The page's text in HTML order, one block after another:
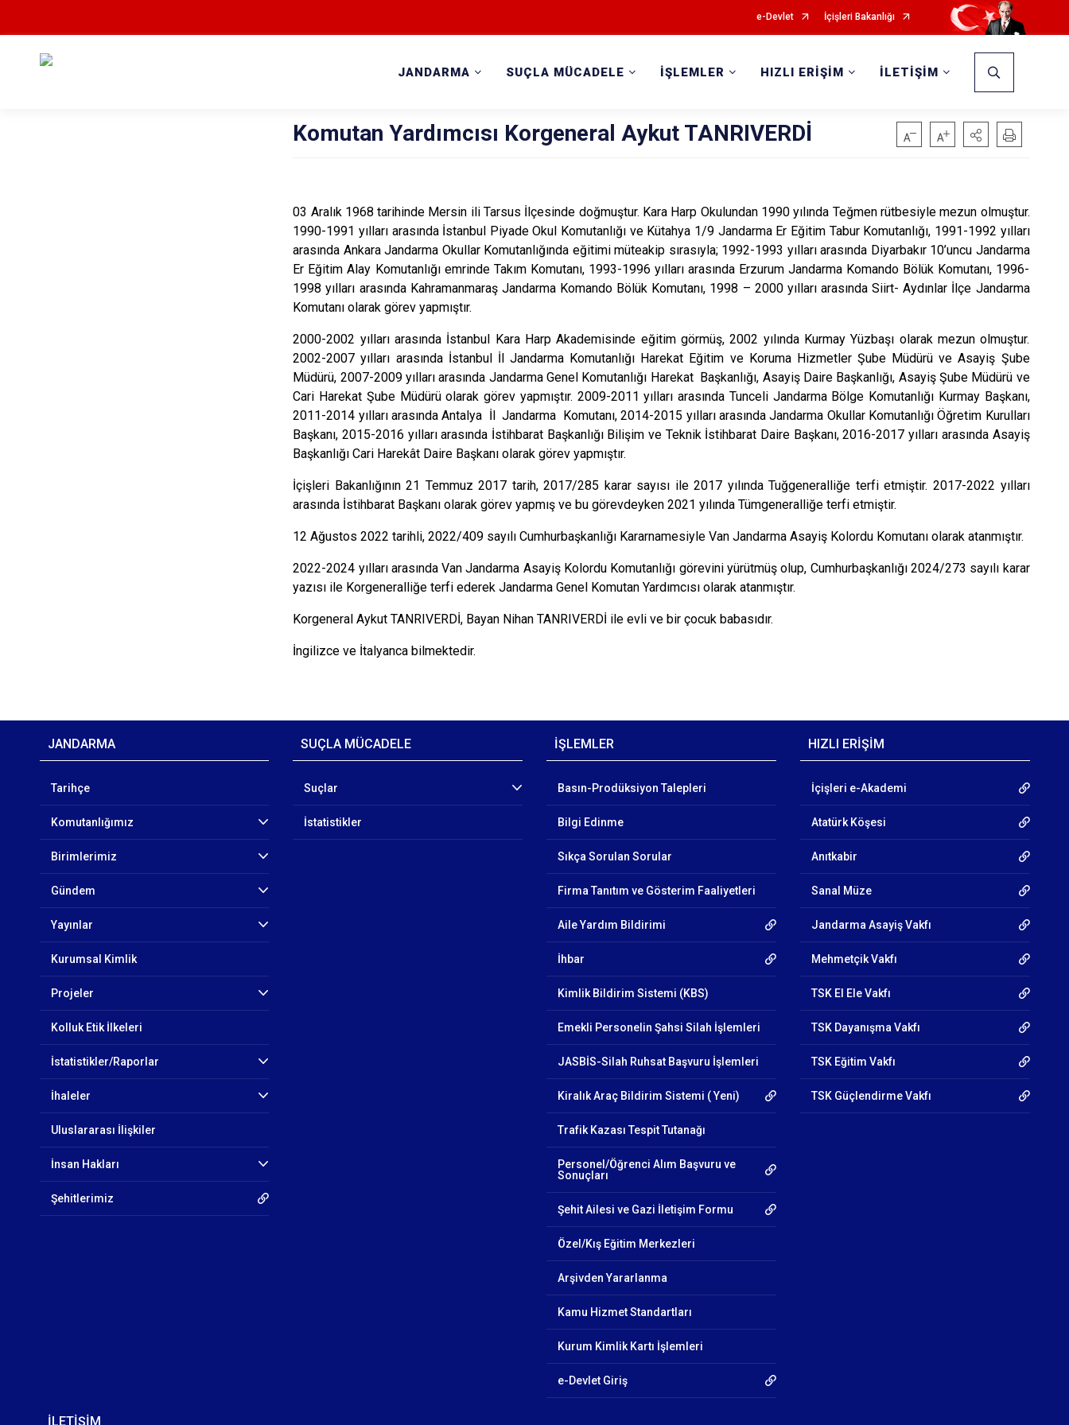
e-Devlet İçişleri Bakanlığı
JANDARMA SUÇLA MÜCADELE İŞLEMLER HIZLI ERİŞİM İLETİŞİM
Komutan Yardımcısı Korgeneral Aykut TANRIVERDİ
03 Aralık 1968 tarihinde Mersin ili Tarsus İlçesinde doğmuştur. Kara Harp Okulundan 1990 yılında Teğmen rütbesiyle mezun olmuştur.
1990-1991 yılları arasında İstanbul Piyade Okul Komutanlığı ve Kütahya 1/9 Jandarma Er Eğitim Tabur Komutanlığı, 1991-1992 yılları
arasında Ankara Jandarma Okullar Komutanlığında eğitimi müteakip sırasıyla; 1992-1993 yılları arasında Diyarbakır 10’uncu Jandarma
Er Eğitim Alay Komutanlığı emrinde Takım Komutanı, 1993-1996 yılları arasında Erzurum Jandarma Komando Bölük Komutanı, 1996-
1998 yılları arasında Kahramanmaraş Jandarma Komando Bölük Komutanı, 1998 – 2000 yılları arasında Siirt- Aydınlar İlçe Jandarma
Komutanı olarak görev yapmıştır.
2000-2002 yılları arasında İstanbul Kara Harp Akademisinde eğitim görmüş, 2002 yılında Kurmay Yüzbaşı olarak mezun olmuştur.
2002-2007 yılları arasında İstanbul İl Jandarma Komutanlığı Harekat Eğitim ve Koruma Hizmetler Şube Müdürü ve Asayiş Şube
Müdürü, 2007-2009 yılları arasında Jandarma Genel Komutanlığı Harekat Başkanlığı, Asayiş Daire Başkanlığı, Asayiş Şube Müdürü ve
Cari Harekat Şube Müdürü olarak görev yapmıştır. 2009-2011 yılları arasında Tunceli Jandarma Bölge Komutanlığı Kurmay Başkanı,
2011-2014 yılları arasında Antalya İl Jandarma Komutanı, 2014-2015 yılları arasında Jandarma Okullar Komutanlığı Öğretim Kurulları
Başkanı, 2015-2016 yılları arasında İstihbarat Başkanlığı Bilişim ve Teknik İstihbarat Daire Başkanı, 2016-2017 yılları arasında Asayiş
Başkanlığı Cari Harekât Daire Başkanı olarak görev yapmıştır.
İçişleri Bakanlığının 21 Temmuz 2017 tarih, 2017/285 karar sayısı ile 2017 yılında Tuğgeneralliğe terfi etmiştir. 2017-2022 yılları
arasında İstihbarat Başkanı olarak görev yapmış ve bu görevdeyken 2021 yılında Tümgeneralliğe terfi etmiştir.
12 Ağustos 2022 tarihli, 2022/409 sayılı Cumhurbaşkanlığı Kararnamesiyle Van Jandarma Asayiş Kolordu Komutanı olarak atanmıştır.
2022-2024 yılları arasında Van Jandarma Asayiş Kolordu Komutanlığı görevini yürütmüş olup, Cumhurbaşkanlığı 2024/273 sayılı karar
yazısı ile Korgeneralliğe terfi ederek Jandarma Genel Komutan Yardımcısı olarak atanmıştır.
Korgeneral Aykut TANRIVERDİ, Bayan Nihan TANRIVERDİ ile evli ve bir çocuk babasıdır.
İngilizce ve İtalyanca bilmektedir.
JANDARMA
Tarihçe
Komutanlığımız
Birimlerimiz
Gündem
Yayınlar
Kurumsal Kimlik
Projeler
Kolluk Etik İlkeleri
İstatistikler/Raporlar
İhaleler
Uluslararası İlişkiler
İnsan Hakları
Şehitlerimiz
SUÇLA MÜCADELE
Suçlar
İstatistikler
İŞLEMLER
Basın-Prodüksiyon Talepleri
Bilgi Edinme
Sıkça Sorulan Sorular
Firma Tanıtım ve Gösterim Faaliyetleri
Aile Yardım Bildirimi
İhbar
Kimlik Bildirim Sistemi (KBS)
Emekli Personelin Şahsi Silah İşlemleri
JASBİS-Silah Ruhsat Başvuru İşlemleri
Kiralık Araç Bildirim Sistemi ( Yeni)
Trafik Kazası Tespit Tutanağı
Personel/Öğrenci Alım Başvuru ve
Sonuçları
Şehit Ailesi ve Gazi İletişim Formu
Özel/Kış Eğitim Merkezleri
Arşivden Yararlanma
Kamu Hizmet Standartları
Kurum Kimlik Kartı İşlemleri
e-Devlet Giriş
HIZLI ERİŞİM
İçişleri e-Akademi
Atatürk Köşesi
Anıtkabir
Sanal Müze
Jandarma Asayiş Vakfı
Mehmetçik Vakfı
TSK El Ele Vakfı
TSK Dayanışma Vakfı
TSK Eğitim Vakfı
TSK Güçlendirme Vakfı
İLETİŞİM